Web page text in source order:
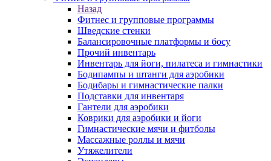
Назад
Фитнес и групповые программы
Шведские стенки
Балансировочные платформы и босу
Прочий инвентарь
Инвентарь для йоги, пилатеса и гимнастики
Бодипампы и штанги для аэробики
Бодибары и гимнастические палки
Подставки для инвентаря
Гантели для аэробики
Коврики для аэробики и йоги
Гимнастические мячи и фитболы
Массажные роллы и мячи
Утяжелители